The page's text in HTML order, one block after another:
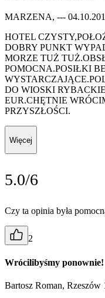
MARZENA, ---
HOTEL
DOBRY PUNKT
MORZE TUŻ
POMOCNA.POSIŁKI
DO WIOSKI
EUR.CHĘTNIE
PRZYSZŁOŚCI.
Więcej
5.0/6
Czy ta opinia była
2
Wrócilibyśmy ponownie!
Bartosz Roman, Rzeszów